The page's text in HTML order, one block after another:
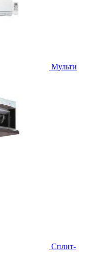
Мульти
Сплит-